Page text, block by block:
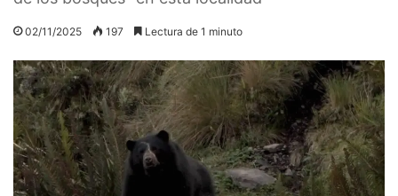
02/11/2025 197 Lectura de 1 minuto